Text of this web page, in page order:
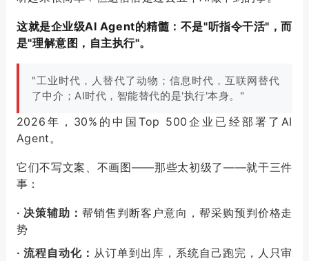
这就是企业级AI Agent的精髓：不是"听指令干活"，而
是"理解意图，自主执行"。
"工业时代，人替代了动物；信息时代，互联网替代
了中介；AI时代，智能替代的是'执行'本身。"
2026年，30%的中国Top 500企业已经部署了AI
Agent。
它们不写文案、不画图——那些太初级了——就干三件
事：
· 决策辅助：帮销售判断客户意向，帮采购预判价格走
势
· 流程自动化： 从订单到出库，系统自己跑完，人只审